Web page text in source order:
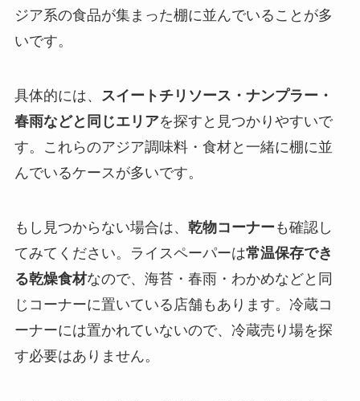
ジア系の食品が集まった棚に並んでいることが多
いです。
具体的には、
スイートチリソース・ナンプラー・
春雨などと同じエリアを探すと見つかりやすいで
す。これらのアジア調味料・食材と一緒に棚に並
んでいるケースが多いです。
もし見つからない場合は、 乾物コーナー も確認し
てみてください。ライスペーパーは常温保存でき
る乾燥食材なので、海苔・春雨・わかめなどと同
じコーナーに置いている店舗もあります。冷蔵コ
ーナーには置かれていないので、冷蔵売り場を探
す必要はありません。